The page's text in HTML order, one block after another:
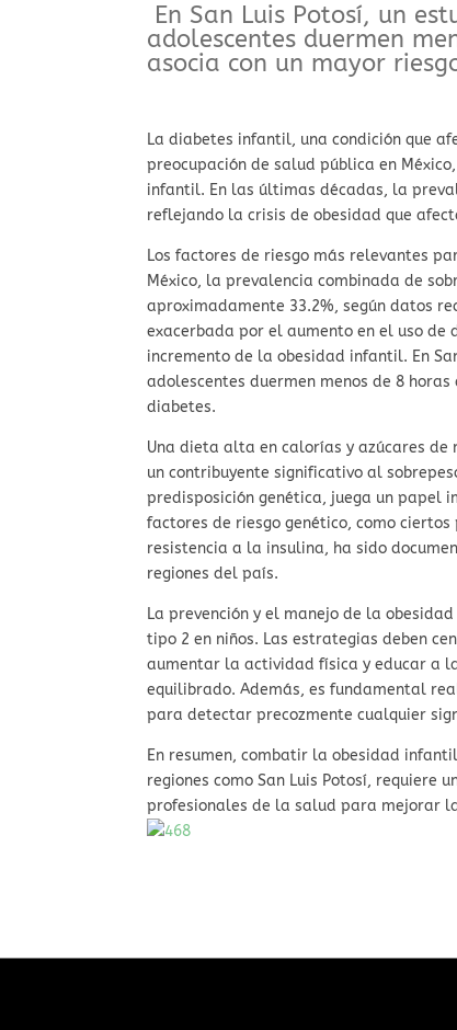
En San Luis Potosí, un
adolescentes duermen
asocia con un mayor
La diabetes infantil, una condición que
preocupación de salud pública en
infantil. En las últimas décadas, la
reflejando la crisis de obesidad que
Los factores de riesgo más relevantes
México, la prevalencia combinada de
aproximadamente 33.2%, según datos
exacerbada por el aumento en el uso
incremento de la obesidad infantil. En
adolescentes duermen menos de 8
diabetes.
Una dieta alta en calorías y azúcares de
un contribuyente significativo al
predisposición genética, juega un papel
factores de riesgo genético, como
resistencia a la insulina, ha sido
regiones del país.
La prevención y el manejo de la
tipo 2 en niños. Las estrategias deben
aumentar la actividad física y educar a
equilibrado. Además, es fundamental
para detectar precozmente cualquier
En resumen, combatir la obesidad
regiones como San Luis Potosí, requiere
profesionales de la salud para mejorar